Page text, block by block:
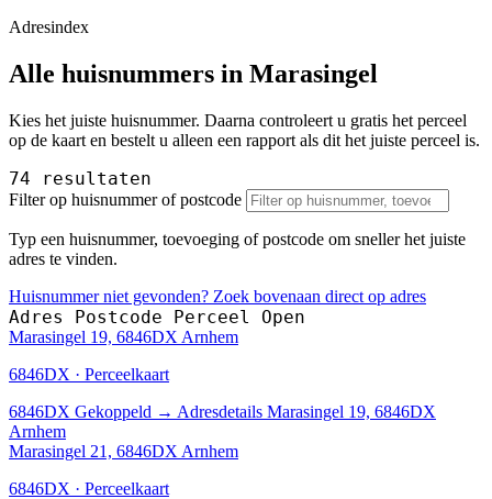
Adresindex
Alle huisnummers in Marasingel
Kies het juiste huisnummer. Daarna controleert u gratis het perceel
op de kaart en bestelt u alleen een rapport als dit het juiste perceel is.
74 resultaten
Filter op huisnummer of postcode
Typ een huisnummer, toevoeging of postcode om sneller het juiste
adres te vinden.
Huisnummer niet gevonden? Zoek bovenaan direct op adres
Adres Postcode Perceel Open
Marasingel 19, 6846DX Arnhem
6846DX · Perceelkaart
6846DX Gekoppeld → Adresdetails Marasingel 19, 6846DX
Arnhem
Marasingel 21, 6846DX Arnhem
6846DX · Perceelkaart